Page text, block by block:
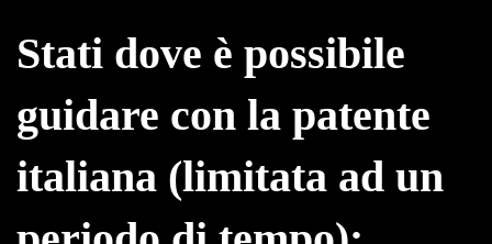
Stati dove è possibile
guidare con la patente
italiana (limitata ad un